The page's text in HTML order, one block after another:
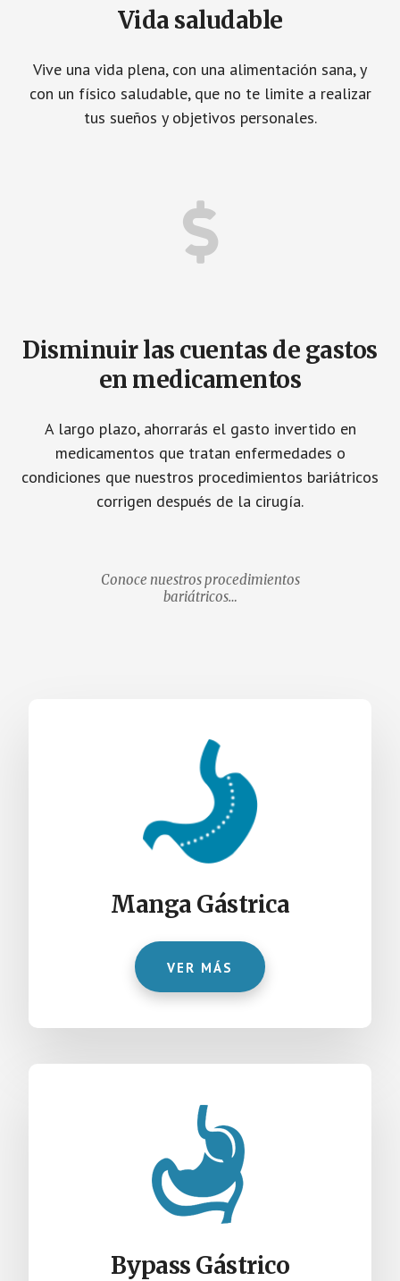
Vida saludable
Vive una vida plena, con una alimentación sana, y
con un físico saludable, que no te limite a realizar
tus sueños y objetivos personales.
Disminuir las cuentas de gastos
en medicamentos
A largo plazo, ahorrarás el gasto invertido en
medicamentos que tratan enfermedades o
condiciones que nuestros procedimientos bariátricos
corrigen después de la cirugía.
Conoce nuestros procedimientos
bariátricos…
Manga Gástrica
VER MÁS
Bypass Gástrico